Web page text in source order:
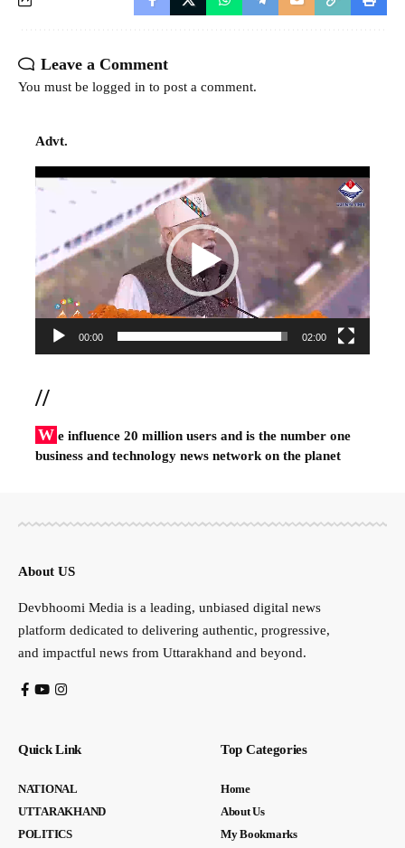
Leave a Comment
You must be logged in to post a comment.
Advt.
Video
00:00 02:00
//
W e influence 20 million users and is the number one
business and technology news network on the planet
About US
Devbhoomi Media is a leading, unbiased digital news
platform dedicated to delivering authentic, progressive,
and impactful news from Uttarakhand and beyond.
Quick Link
NATIONAL
UTTARAKHAND
POLITICS
Top Categories
Home
About Us
My Bookmarks